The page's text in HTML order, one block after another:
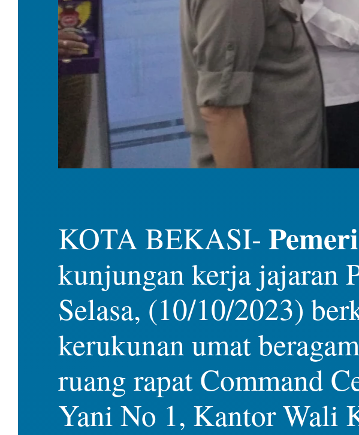
KOTA BEKASI-
kunjungan kerja jajaran
Selasa, (10/10/2023)
kerukunan umat
ruang rapat Command
Yani No 1, Kantor Wali